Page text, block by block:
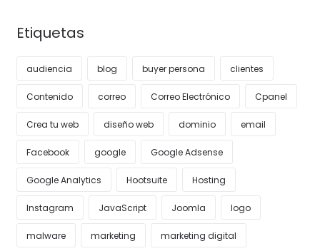
Etiquetas
audiencia blog buyer persona clientes
Contenido correo Correo Electrónico Cpanel
Crea tu web diseño web dominio email
Facebook google Google Adsense
Google Analytics Hootsuite Hosting
Instagram JavaScript Joomla logo
malware marketing marketing digital